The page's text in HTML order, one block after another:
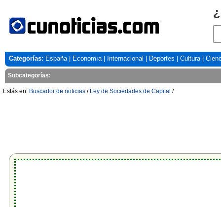
Categorías: España| Economía| Internacional Deportes Cultura|
Subcategorías:
Estás en: Buscador de noticias / Ley de Sociedades de Capital /